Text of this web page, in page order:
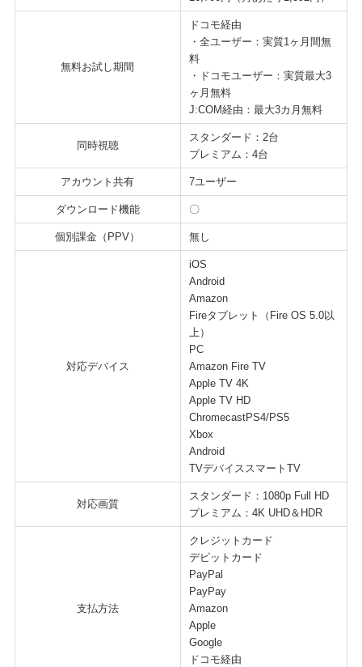
無料お試し期間
ドコモ経由
・全ユーザー：実質1ヶ月間無
料
・ドコモユーザー：実質最大3
ヶ月無料
J:COM経由：最大3カ月無料
同時視聴
スタンダード：2台
プレミアム：4台
アカウント共有 7ユーザー
ダウンロード機能 〇
個別課金（PPV） 無し
対応デバイス
iOS
Android
Amazon
Fireタブレット（Fire OS 5.0以
上）
PC
Amazon Fire TV
Apple TV 4K
Apple TV HD
ChromecastPS4/PS5
Xbox
Android
TVデバイススマートTV
対応画質
スタンダード：1080p Full HD
プレミアム：4K UHD＆HDR
支払方法
クレジットカード
デビットカード
PayPal
PayPay
Amazon
Apple
Google
ドコモ経由